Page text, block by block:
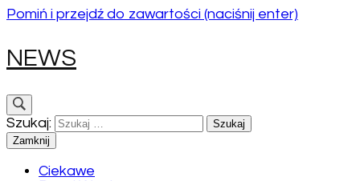
Pomiń i przejdź do zawartości (naciśnij enter)
NEWS
Szukaj:
Zamknij
Ciekawe